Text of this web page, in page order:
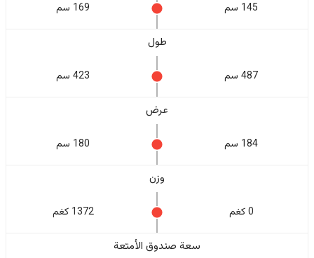
145 سم 169 سم
طول
487 سم 423 سم
عرض
184 سم 180 سم
وزن
0 كغم 1372 كغم
سعة صندوق الأمتعة